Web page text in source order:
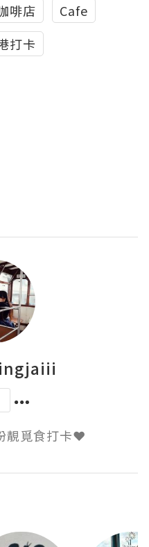
啡店
Cafe
打卡